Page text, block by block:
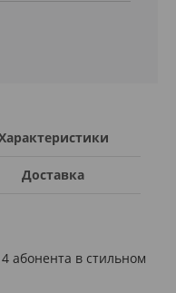
Доставка
абонента в стильном